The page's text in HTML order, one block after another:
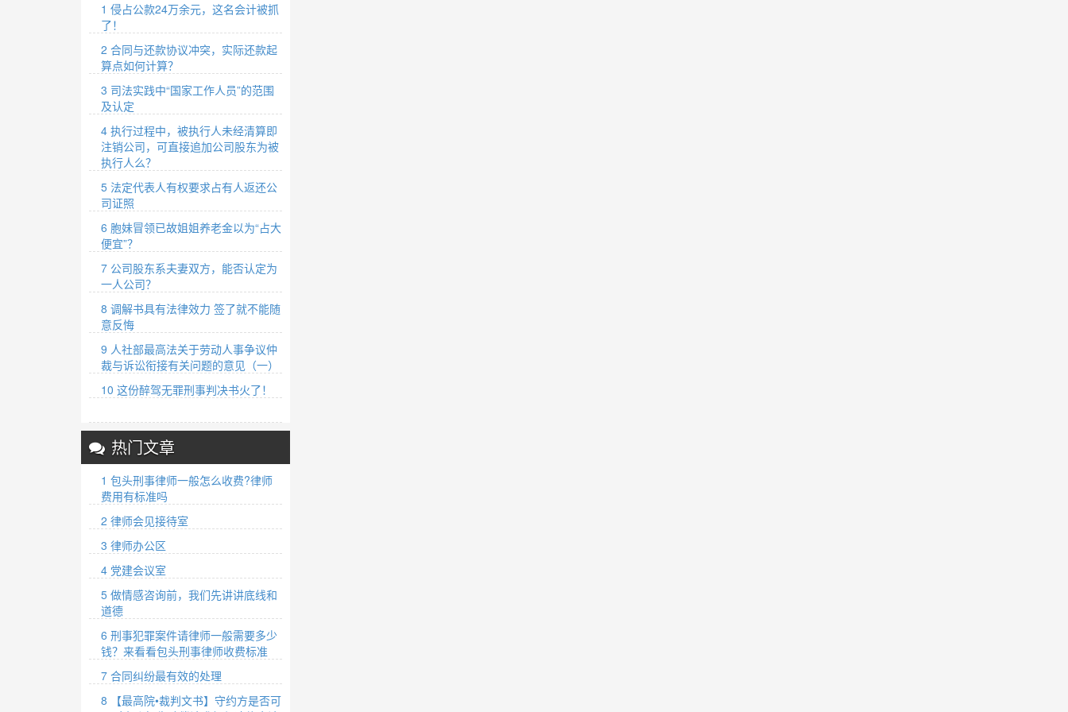
1 侵占公款24万余元，这名会计被抓
了！
2 合同与还款协议冲突，实际还款起
算点如何计算？
3 司法实践中“国家工作人员”的范围
及认定
4 执行过程中，被执行人未经清算即
注销公司，可直接追加公司股东为被
执行人么？
5 法定代表人有权要求占有人返还公
司证照
6 胞妹冒领已故姐姐养老金以为“占大
便宜”？
7 公司股东系夫妻双方，能否认定为
一人公司？
8 调解书具有法律效力 签了就不能随
意反悔
9 人社部最高法关于劳动人事争议仲
裁与诉讼衔接有关问题的意见（一）
10 这份醉驾无罪刑事判决书火了！
热门文章
1 包头刑事律师一般怎么收费?律师
费用有标准吗
2 律师会见接待室
3 律师办公区
4 党建会议室
5 做情感咨询前，我们先讲讲底线和
道德
6 刑事犯罪案件请律师一般需要多少
钱？来看看包头刑事律师收费标准
7 合同纠纷最有效的处理
8 【最高院•裁判文书】守约方是否可